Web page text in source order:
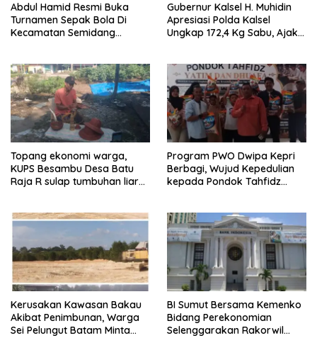
Abdul Hamid Resmi Buka
Turnamen Sepak Bola Di
Kecamatan Semidang
Tahun 2026
Gubernur Kalsel H. Muhidin
Apresiasi Polda Kalsel
Ungkap 172,4 Kg Sabu, Ajak
Topang ekonomi warga,
KUPS Besambu Desa Batu
Raja R sulap tumbuhan liar
Program PWO Dwipa Kepri
Berbagi, Wujud Kepedulian
kepada Pondok Tahfidz
Kerusakan Kawasan Bakau
Akibat Penimbunan, Warga
Sei Pelungut Batam Minta
BI Sumut Bersama Kemenko
Bidang Perekonomian
Selenggarakan Rakorwil